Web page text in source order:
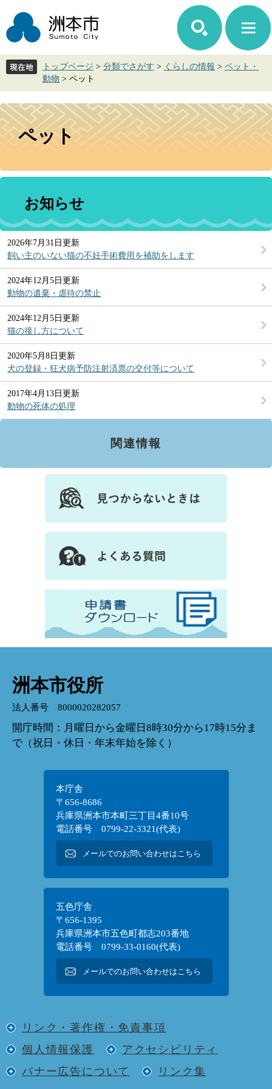
ジ
先
ュ
を
て
本
トップページ > 分類でさがす > くらしの情報 > ペット・
動物 > ペット
本
文
ペット
お知らせ
2026年7月31日更新
飼い主のいない猫の不妊手術費用を補助をします
2024年12月5日更新
動物の遺棄・虐待の禁止
2024年12月5日更新
猫の接し方について
2020年5月8日更新
犬の登録・狂犬病予防注射済票の交付等について
2017年4月13日更新
動物の死体の処理
関連情報
洲本市役所
法人番号 8000020282057
開庁時間：月曜日から金曜日8時30分から17時15分ま
で（祝日・休日・年末年始を除く）
本庁舎
〒656-8686
兵庫県洲本市本町三丁目4番10号
電話番号 0799-22-3321(代表)
メールでのお問い合わせはこちら
五色庁舎
〒656-1395
兵庫県洲本市五色町都志203番地
電話番号 0799-33-0160(代表)
メールでのお問い合わせはこちら
リンク・著作権・免責事項
個人情報保護
アクセシビリティ
バナー広告について
リンク集